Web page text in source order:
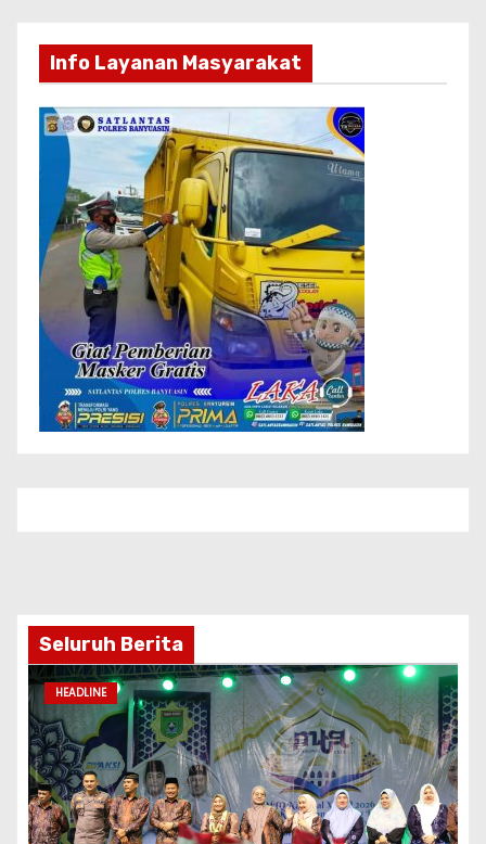
Seluruh Berita
HEADLINE
MTQN Ke-23 Kecamatan Simpang Empat:
Ikhtiar Membangun Generasi Qur’ani
Agu 6, 2026 Pimred
EKONOMI HEADLINE HUKUM
JURNAL JAKARTA
JURNAL NUSANTARA
NASIONAL POLRI
PRESTASI
SOSIAL